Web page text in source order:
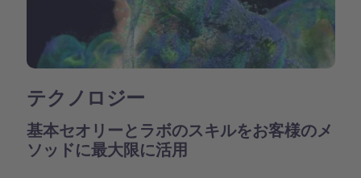
テクノロジー
基本セオリーとラボのスキルをお客様のメ
ソッドに最大限に活用